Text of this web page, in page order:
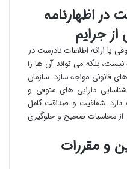
اظهارنامه
از جرایم
یا ارائه اطلاعات نادرست در
نیست، بلکه می تواند آن ها را
قانونی مواجه سازد. سازمان
شناسایی دارایی های متوفی و
دارد. شفافیت و صداقت کامل
از محاسبات صحیح و جلوگیری
و مقررات